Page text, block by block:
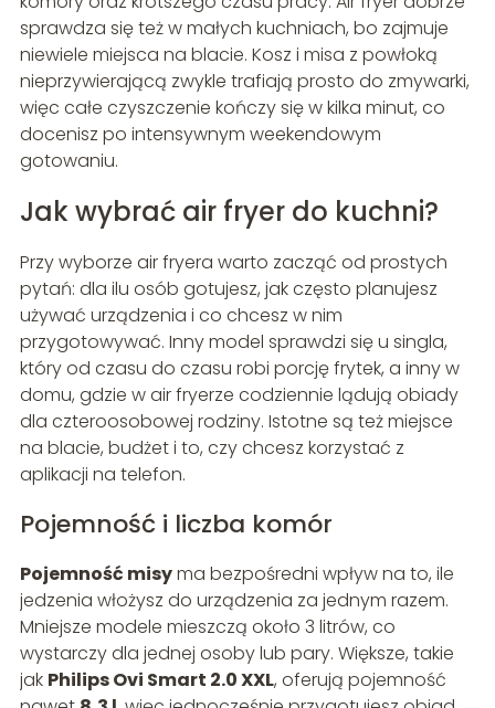
sprawdza się też w małych kuchniach, bo zajmuje
niewiele miejsca na blacie. Kosz i misa z powłoką
nieprzywierającą zwykle trafiają prosto do zmywarki,
więc całe czyszczenie kończy się w kilka minut, co
docenisz po intensywnym weekendowym
gotowaniu.
Jak wybrać air fryer do kuchni?
Przy wyborze air fryera warto zacząć od prostych
pytań: dla ilu osób gotujesz, jak często planujesz
używać urządzenia i co chcesz w nim
przygotowywać. Inny model sprawdzi się u singla,
który od czasu do czasu robi porcję frytek, a inny w
domu, gdzie w air fryerze codziennie lądują obiady
dla czteroosobowej rodziny. Istotne są też miejsce
na blacie, budżet i to, czy chcesz korzystać z
aplikacji na telefon.
Pojemność i liczba komór
Pojemność misyma bezpośredni wpływ na to, ile
jedzenia włożysz do urządzenia za jednym razem.
Mniejsze modele mieszczą około 3 litrów, co
wystarczy dla jednej osoby lub pary. Większe, takie
jak Philips Ovi Smart 2.0 XXL, oferują pojemność